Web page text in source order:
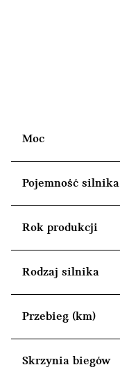
Moc
Pojemność silnika
Rok produkcji
Rodzaj silnika
Przebieg (km)
Skrzynia biegów